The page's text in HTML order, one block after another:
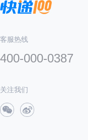
客服热线
400-000-0387
关注我们